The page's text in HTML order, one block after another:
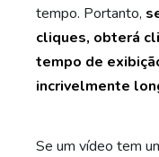
tempo. Portanto,
cliques, obterá
tempo de
incrivelmente
Se um vídeo tem